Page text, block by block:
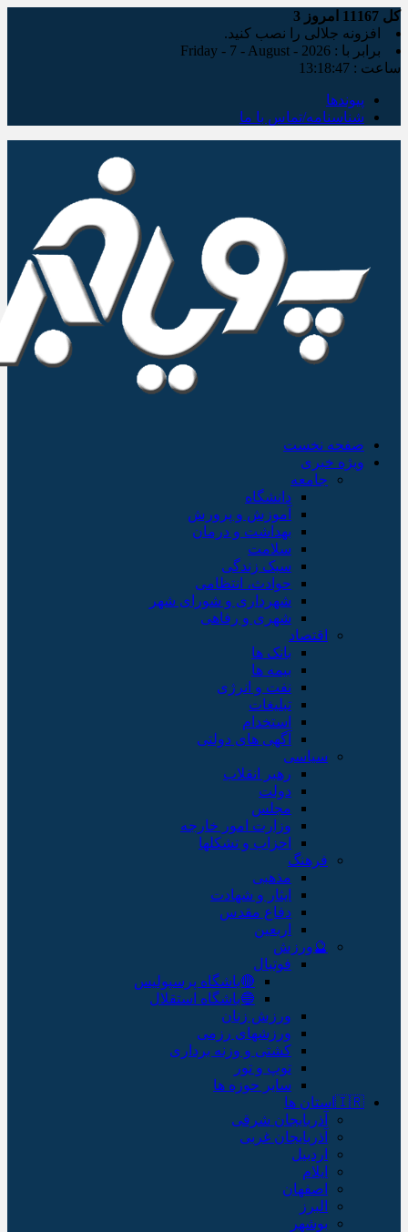
کل امروز 3
افزونه جلالی را نصب کنید.
برابر با : Friday - 7 - August - 2026
ساعت : 13:18:48
پیوندها
شناسنامه/تماس با ما
صفحه نخست
ویژه خبری
جامعه
دانشگاه
آموزش و پرورش
بهداشت و درمان
سلامت
سبک زندگی
حوادث، انتظامی
شهرداری و شورای شهر
شهری و رفاهی
اقتصاد
بانک ها
بیمه ها
نفت و انرژی
تبلیغات
استخدام
آگهی های دولتی
سیاسی
رهبر انقلاب
دولت
مجلس
وزارت امور خارجه
احزاب و تشکلها
فرهنگ
مذهبی
ایثار و شهادت
دفاع مقدس
اربعین
🔮ورزش
فوتبال
🔴باشگاه پرسپولیس
🔵باشگاه استقلال
ورزش زنان
ورزشهای رزمی
کشتی و وزنه برداری
توپ و تور
سایر حوزه ها
🇮🇷استان ها
آذربایجان شرقی
آذربایجان غربی
اردبیل
ایلام
اصفهان
البرز
بوشهر